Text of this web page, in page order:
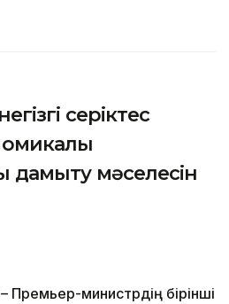
серіктес
дамыту мәселесін
Премьер-министрдің бірінші